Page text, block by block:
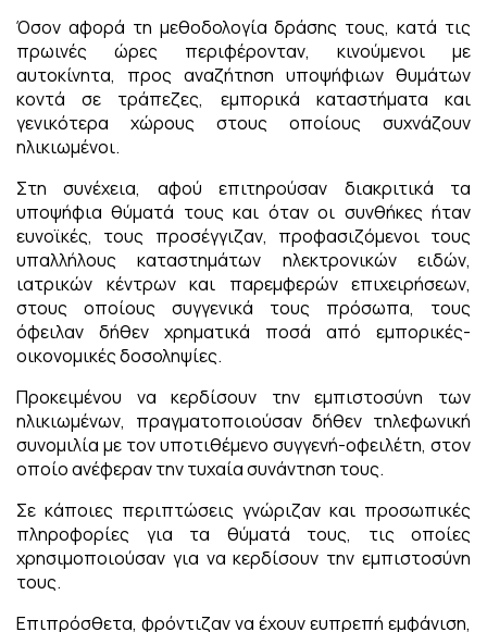
Όσον αφορά τη μεθοδολογία δράσης τους, κατά τις
πρωινές ώρες περιφέρονταν, κινούμενοι με
αυτοκίνητα, προς αναζήτηση υποψήφιων θυμάτων
κοντά σε τράπεζες, εμπορικά καταστήματα και
γενικότερα χώρους στους οποίους συχνάζουν
ηλικιωμένοι.
Στη συνέχεια, αφού επιτηρούσαν διακριτικά τα
υποψήφια θύματά τους και όταν οι συνθήκες ήταν
ευνοϊκές, τους προσέγγιζαν, προφασιζόμενοι τους
υπαλλήλους καταστημάτων ηλεκτρονικών ειδών,
ιατρικών κέντρων και παρεμφερών επιχειρήσεων,
στους οποίους συγγενικά τους πρόσωπα, τους
όφειλαν δήθεν χρηματικά ποσά από εμπορικές-
οικονομικές δοσοληψίες.
Προκειμένου να κερδίσουν την εμπιστοσύνη των
ηλικιωμένων, πραγματοποιούσαν δήθεν τηλεφωνική
συνομιλία με τον υποτιθέμενο συγγενή-οφειλέτη, στον
οποίο ανέφεραν την τυχαία συνάντηση τους.
Σε κάποιες περιπτώσεις γνώριζαν και προσωπικές
πληροφορίες για τα θύματά τους, τις οποίες
χρησιμοποιούσαν για να κερδίσουν την εμπιστοσύνη
τους.
Επιπρόσθετα, φρόντιζαν να έχουν ευπρεπή εμφάνιση,